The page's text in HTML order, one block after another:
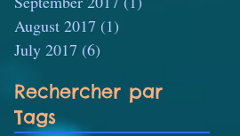
August 2017 (1)
July 2017 (6)
Rechercher par
Tags